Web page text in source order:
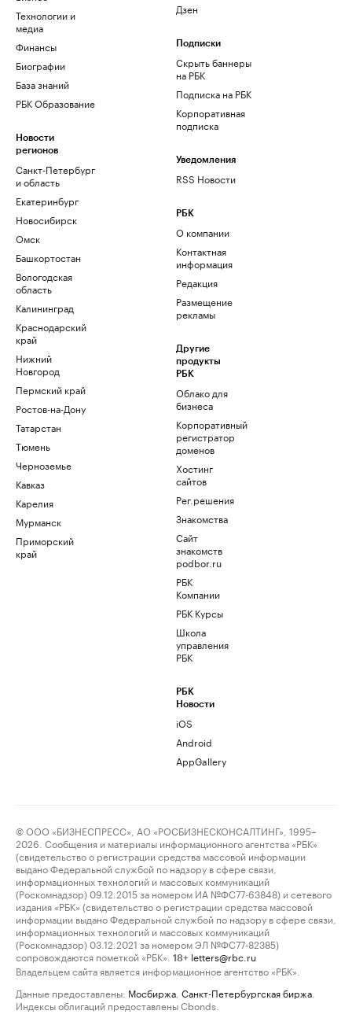
Технологии и
медиа
Финансы
Биографии
База знаний
РБК Образование
Новости
регионов
Санкт-Петербург
и область
Екатеринбург
Новосибирск
Омск
Башкортостан
Вологодская
область
Калининград
Краснодарский
край
Нижний
Новгород
Пермский край
Ростов-на-Дону
Татарстан
Тюмень
Черноземье
Кавказ
Карелия
Мурманск
Приморский
край
Дзен
Подписки
Скрыть баннеры
на РБК
Подписка на РБК
Корпоративная
подписка
Уведомления
RSS Новости
РБК
О компании
Контактная
информация
Редакция
Размещение
рекламы
Другие
продукты
РБК
Облако для
бизнеса
Корпоративный
регистратор
доменов
Хостинг
сайтов
Рег.решения
Знакомства
Сайт
знакомств
podbor.ru
РБК
Компании
РБК Курсы
Школа
управления
РБК
РБК
Новости
iOS
Android
AppGallery
© ООО «БИЗНЕСПРЕСС», АО «РОСБИЗНЕСКОНСАЛТИНГ», 1995–
2026. Сообщения и материалы информационного агентства «РБК»
(свидетельство о регистрации средства массовой информации
выдано Федеральной службой по надзору в сфере связи,
информационных технологий и массовых коммуникаций
(Роскомнадзор) 09.12.2015 за номером ИА №ФС77-63848) и сетевого
издания «РБК» (свидетельство о регистрации средства массовой
информации выдано Федеральной службой по надзору в сфере связи,
информационных технологий и массовых коммуникаций
(Роскомнадзор) 03.12.2021 за номером ЭЛ №ФС77-82385)
сопровождаются пометкой «РБК».
18+ letters@rbc.ru
Владельцем сайта является информационное агентство «РБК».
Данные предоставлены: Мосбиржа Санкт-Петербургская биржа
Индексы облигаций предоставлены Cbonds.